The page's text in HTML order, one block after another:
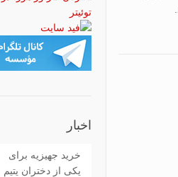
اخبار
خرید جهیزیه برای
یکی از دختران یتیم